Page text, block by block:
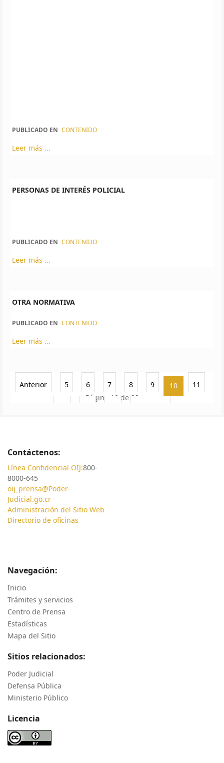
PUBLICADO EN CONTENIDO
Leer más ...
PERSONAS DE INTERÉS POLICIAL
PUBLICADO EN CONTENIDO
Leer más ...
OTRA NORMATIVA
PUBLICADO EN CONTENIDO
Leer más ...
Anterior 5 6 7 8 9 10 11
Página 10 de 22
Contáctenos:
Línea Confidencial OIJ:800-
8000-645
oij_prensa@Poder-
Judicial.go.cr
Administración del Sitio Web
Directorio de oficinas
Navegación:
Inicio
Trámites y servicios
Centro de Prensa
Estadísticas
Mapa del Sitio
Sitios relacionados:
Poder Judicial
Defensa Pública
Ministerio Público
Licencia